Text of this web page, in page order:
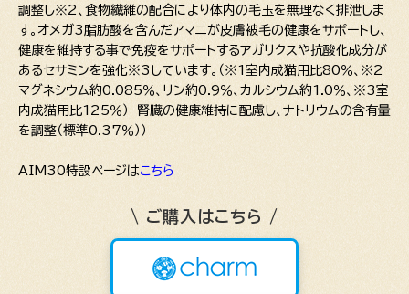
調整し※2、食物繊維の配合により体内の毛玉を無理なく排泄しま
す。オメガ3脂肪酸を含んだアマニが皮膚被毛の健康をサポートし、
健康を維持する事で免疫をサポートするアガリクスや抗酸化成分が
あるセサミンを強化※3しています。（※1室内成猫用比80％、※2
マグネシウム約0.085％、リン約0.9％、カルシウム約1.0％、※3室
内成猫用比125％） 腎臓の健康維持に配慮し、ナトリウムの含有量
を調整（標準0.37％））
AIM30特設ページはこちら
\ ご購入はこちら /